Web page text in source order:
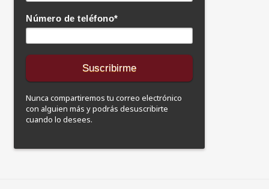
Número de teléfono*
Nunca compartiremos tu correo electrónico
con alguien más y podrás desuscribirte
cuando lo desees.